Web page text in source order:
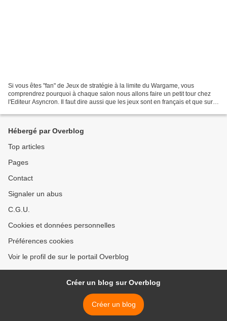
Si vous êtes "fan" de Jeux de stratégie à la limite du Wargame, vous
comprendrez pourquoi à chaque salon nous allons faire un petit tour chez
l'Editeur Asyncron. Il faut dire aussi que les jeux sont en français et que sur
Hébergé par Overblog
Top articles
Pages
Contact
Signaler un abus
C.G.U.
Cookies et données personnelles
Préférences cookies
Voir le profil de sur le portail Overblog
Créer un blog sur Overblog
Créer un blog